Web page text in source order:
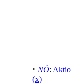
· NÖ:
(x)